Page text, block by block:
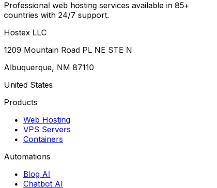
Professional web hosting services available in 85+
countries with 24/7 support.
Hostex LLC
1209 Mountain Road PL NE STE N
Albuquerque, NM 87110
United States
Products
Web Hosting
VPS Servers
Containers
Automations
Blog AI
Chatbot AI